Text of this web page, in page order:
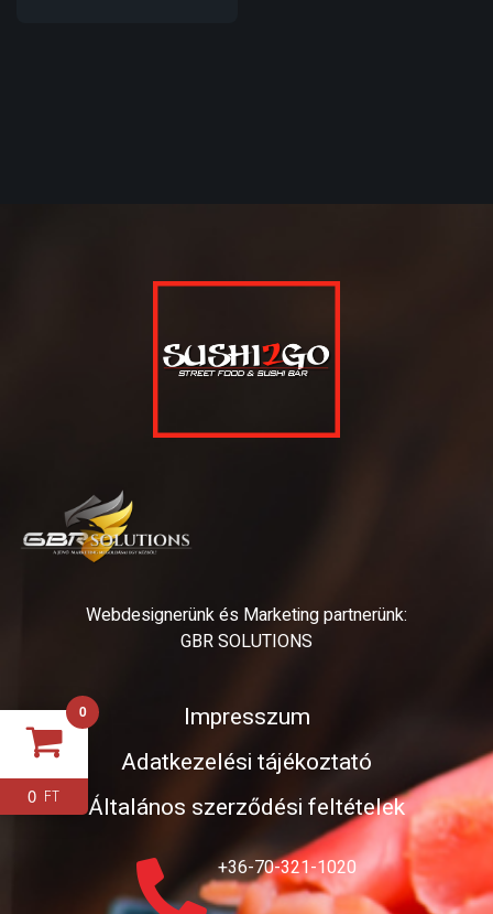
Webdesignerünk és Marketing partnerünk:
GBR SOLUTIONS
Impresszum
Adatkezelési tájékoztató
Általános szerződési feltételek
+36-70-321-1020
0
0 FT